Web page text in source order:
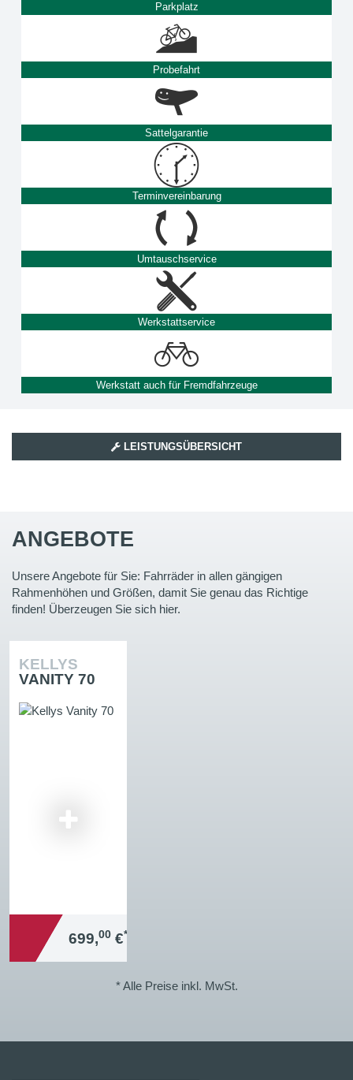
Parkplatz
Probefahrt
Sattelgarantie
Terminvereinbarung
Umtauschservice
Werkstattservice
Werkstatt auch für Fremdfahrzeuge
LEISTUNGSÜBERSICHT
ANGEBOTE
Unsere Angebote für Sie: Fahrräder in allen gängigen
Rahmenhöhen und Größen, damit Sie genau das Richtige
finden! Überzeugen Sie sich hier.
KELLYS
VANITY 70
699,00€*
* Alle Preise inkl. MwSt.